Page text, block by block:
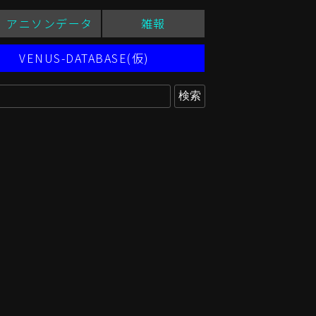
アニソンデータ 雑報
VENUS-DATABASE(仮)